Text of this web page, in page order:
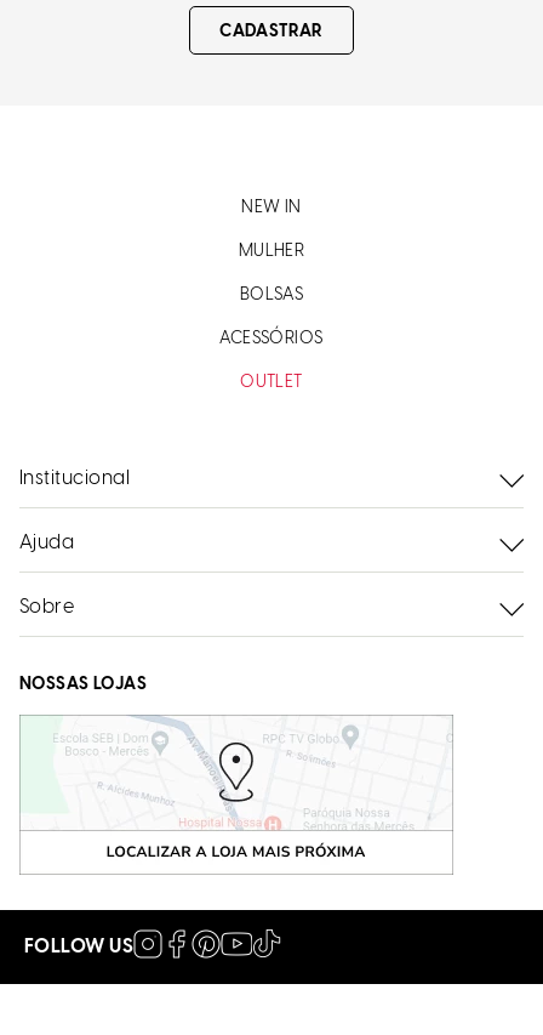
CADASTRAR
NEW IN
MULHER
BOLSAS
ACESSÓRIOS
OUTLET
Institucional
Ajuda
Sobre
NOSSAS LOJAS
FOLLOW US